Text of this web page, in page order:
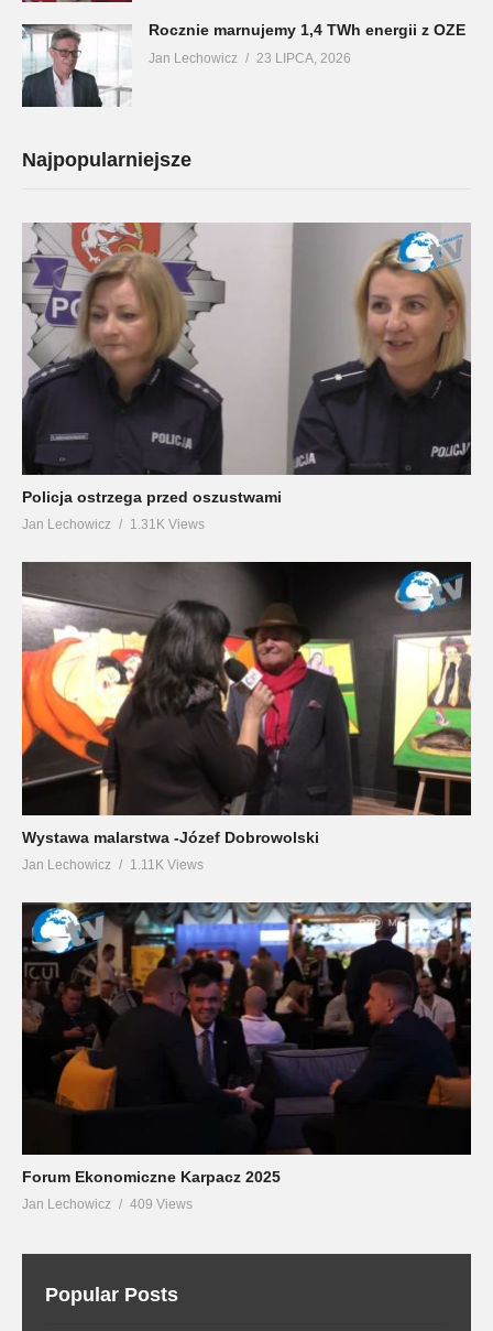
Rocznie marnujemy 1,4 TWh energii z OZE
Jan Lechowicz 23 LIPCA, 2026
Najpopularniejsze
Policja ostrzega przed oszustwami
Jan Lechowicz 1.31K Views
Wystawa malarstwa -Józef Dobrowolski
Jan Lechowicz 1.11K Views
Forum Ekonomiczne Karpacz 2025
Jan Lechowicz 409 Views
Popular Posts